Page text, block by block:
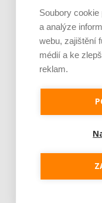
sta tisíc
80 tisíc z
co se
přeloží za
milionu
Soubory
a analýze
webu, zajištění
médií a ke
reklam.